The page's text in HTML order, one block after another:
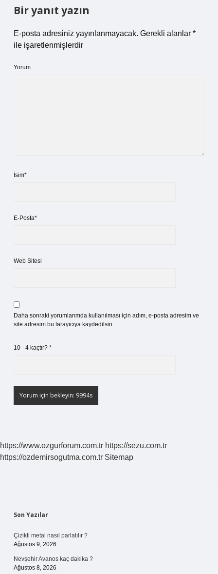
Bir yanıt yazın
E-posta adresiniz yayınlanmayacak. Gerekli alanlar *
ile işaretlenmişlerdir
Yorum
İsim*
E-Posta*
Web Sitesi
Daha sonraki yorumlarımda kullanılması için adım, e-posta adresim ve
site adresim bu tarayıcıya kaydedilsin.
10 - 4 kaçtır? *
https://www.ozgurforum.com.tr https://sezu.com.tr
https://ozdemirsogutma.com.tr Sitemap
Sidebar
Son Yazılar
Çizikli metal nasıl parlatılır ?
Ağustos 9, 2026
Nevşehir Avanos kaç dakika ?
Ağustos 8, 2026